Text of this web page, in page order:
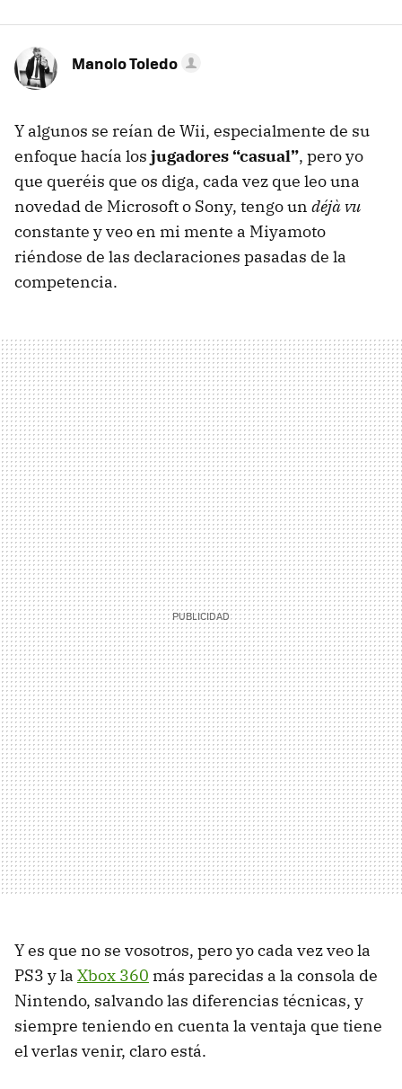
Manolo Toledo
Y algunos se reían de Wii, especialmente de su
enfoque hacía los jugadores “casual”, pero yo
que queréis que os diga, cada vez que leo una
novedad de Microsoft o Sony, tengo un déjà vu
constante y veo en mi mente a Miyamoto
riéndose de las declaraciones pasadas de la
competencia.
Y es que no se vosotros, pero yo cada vez veo la
PS3 y la Xbox 360 más parecidas a la consola de
Nintendo, salvando las diferencias técnicas, y
siempre teniendo en cuenta la ventaja que tiene
el verlas venir, claro está.